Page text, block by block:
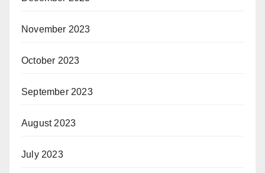
November 2023
October 2023
September 2023
August 2023
July 2023